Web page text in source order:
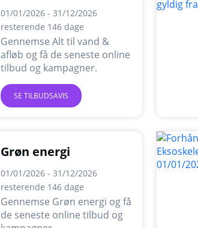
01/01/2026 - 31/12/2026
resterende 146 dage
Gennemse Alt til vand &
afløb og få de seneste online
tilbud og kampagner.
SE TILBUDSAVIS
Grøn energi
01/01/2026 - 31/12/2026
resterende 146 dage
Gennemse Grøn energi og få
de seneste online tilbud og